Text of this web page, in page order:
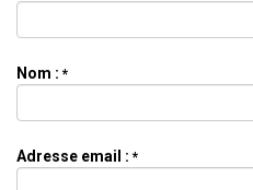
Nom : *
Adresse email : *